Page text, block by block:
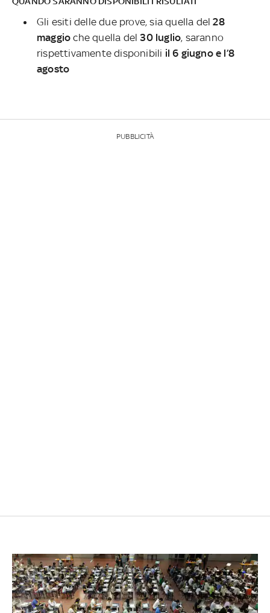
Gli esiti delle due prove, sia quella del28
maggio che quella del30 luglio, saranno
rispettivamente disponibili il 6 giugno e l’8
agosto
PUBBLICITÀ